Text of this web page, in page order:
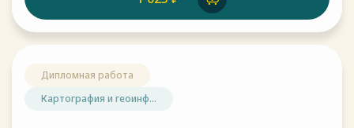
Дипломная работа
Картография и геоинф...